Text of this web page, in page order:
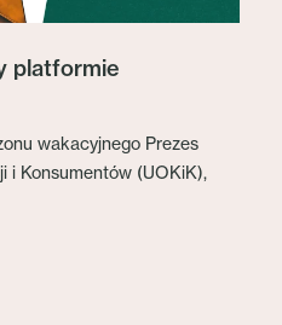
platformie
wakacyjnego Prezes
i Konsumentów (UOKiK),